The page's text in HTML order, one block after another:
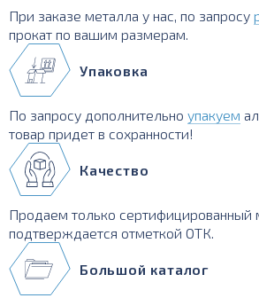
При заказе металла у нас, по запросу
прокат по вашим размерам.
Упаковка
По запросу дополнительно упакуем
товар придет в сохранности!
Качество
Продаем только сертифицированный
подтверждается отметкой ОТК.
Большой каталог